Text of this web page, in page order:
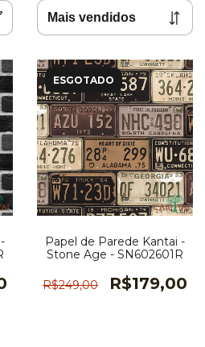
ESGOTADO
Papel de Parede Kantai -
Stone Age - SN602601R
R$249,00 R$179,00